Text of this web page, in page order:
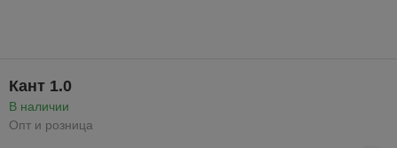
Кант 1.0
В наличии
Опт и розница